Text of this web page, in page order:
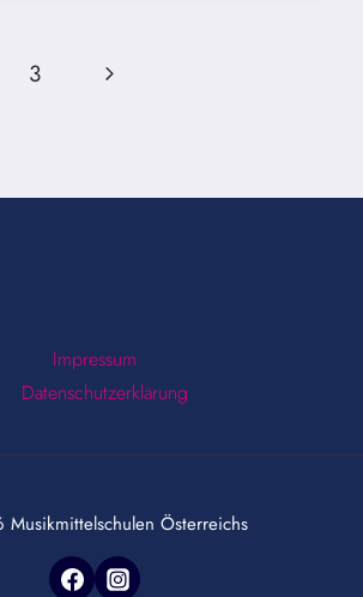
3
Nächste
Impressum
Datenschutzerklärung
Österreichs